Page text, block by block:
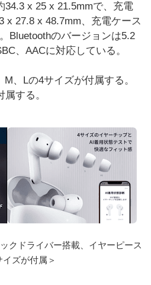
34.3 x 25 x 21.5mmで、充電
x 27.8 x 48.7mm、充電ケース
Bluetoothのバージョンは5.2
、AACに対応している。
、Lの4サイズが付属する。
する。
クドライバー搭載、イヤーピース
イズが付属＞